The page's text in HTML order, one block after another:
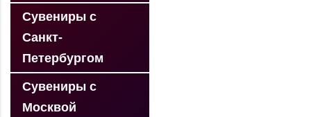
Сувениры с
Санкт-
Петербургом
Сувениры с
Москвой